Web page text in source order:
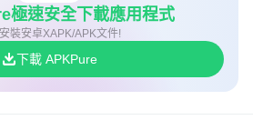
極速安全下載應用程式
裝安卓XAPK/APK文件!
下載 APKPure